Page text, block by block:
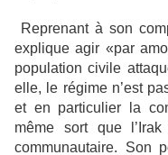
Reprenant à son
explique agir «par
population civile
elle, le régime n’est
et en particulier la
même sort que
communautaire. Son